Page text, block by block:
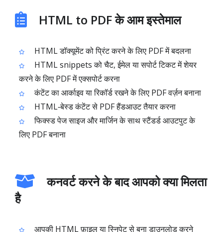
HTML to PDF के आम इस्तेमाल
HTML डॉक्यूमेंट को प्रिंट करने के लिए PDF में बदलना
HTML snippets को चैट, ईमेल या सपोर्ट टिकट में शेयर
करने के लिए PDF में एक्सपोर्ट करना
कंटेंट का आर्काइव या रिकॉर्ड रखने के लिए PDF वर्ज़न बनाना
HTML‑बेस्ड कंटेंट से PDF हैंडआउट तैयार करना
फिक्स्ड पेज साइज और मार्जिन के साथ स्टैंडर्ड आउटपुट के
लिए PDF बनाना
कनवर्ट करने के बाद आपको क्या मिलता
है
आपकी HTML फ़ाइल या स्निपेट से बना डाउनलोड करने